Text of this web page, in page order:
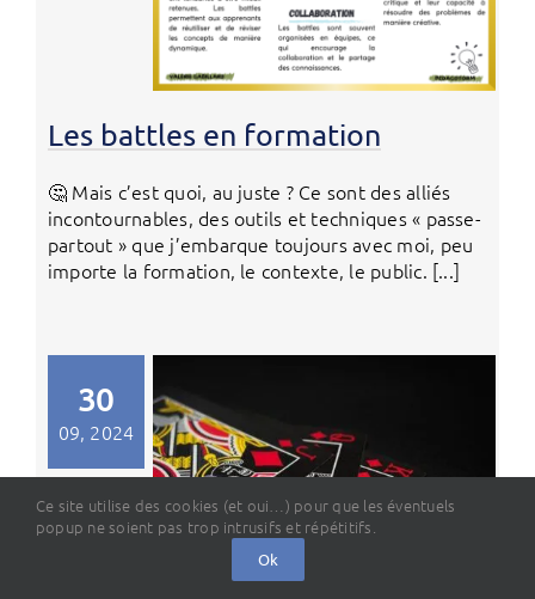
Les battles en formation
🤔 Mais c’est quoi, au juste ? Ce sont des alliés
incontournables, des outils et techniques « passe-
partout » que j’embarque toujours avec moi, peu
importe la formation, le contexte, le public. [...]
30
09, 2024
Ce site utilise des cookies (et oui…) pour que les éventuels
popup ne soient pas trop intrusifs et répétitifs.
Ok